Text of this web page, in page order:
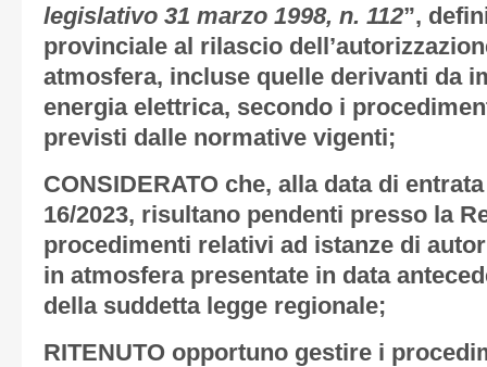
legislativo 31 marzo 1998, n. 112”,
provinciale al rilascio
atmosfera, incluse quelle derivanti da
energia elettrica, secondo i
previsti dalle normative vigenti;
CONSIDERATO che, alla data di
16/2023, risultano pendenti presso la
procedimenti relativi ad istanze di
in atmosfera presentate in data
della suddetta legge regionale;
RITENUTO opportuno gestire i